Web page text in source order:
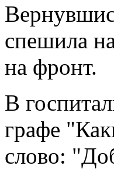
спешила
на фронт.
В
графе
слово: